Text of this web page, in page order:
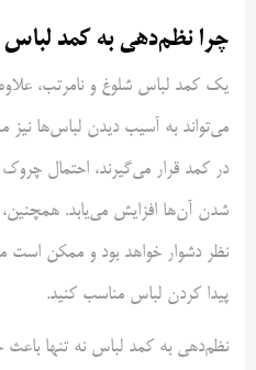
چرا نظم‌دهی به کمد
یک کمد لباس شلوغ و نامرتب،
می‌تواند به آسیب دیدن لباس‌ها
در کمد قرار می‌گیرند، احتمال
شدن آن‌ها افزایش می‌یابد.
نظر دشوار خواهد بود و ممکن است
پیدا کردن لباس مناسب کنید.
نظم‌دهی به کمد لباس نه تنها